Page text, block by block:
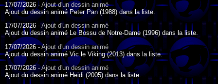
17/07/2026 - Ajout d'un dessin animé
Ajout du dessin animé Peter Pan (1988) dans la liste.
17/07/2026 -Ajout d'un dessin animé
Ajout du dessin animé Le Bossu de Notre-Dame (1996) dans la liste.
17/07/2026 -Ajout d'un dessin animé
Ajout du dessin animé Vic le Viking (2013) dans la liste.
17/07/2026 -Ajout d'un dessin animé
Ajout du dessin animé Heidi (2005) dans la liste.